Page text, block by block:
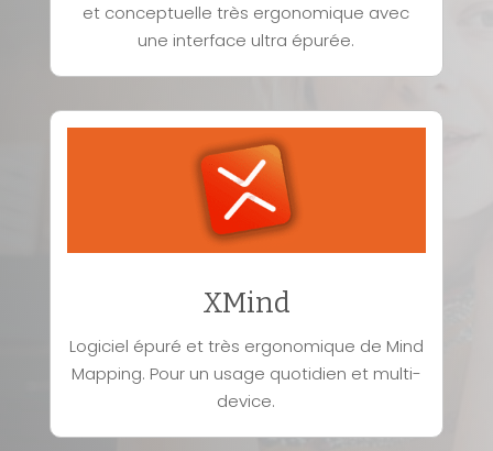
et conceptuelle très ergonomique avec
une interface ultra épurée.
XMind
Logiciel épuré et très ergonomique de Mind
Mapping. Pour un usage quotidien et multi-
device.